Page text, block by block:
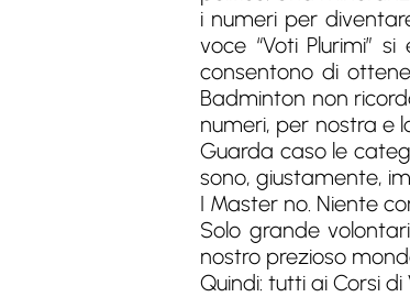
i numeri per
voce “Voti Plurimi”
consentono di
Badminton non
numeri, per nostra e
Guarda caso le
sono, giustamente,
I Master no. Niente
Solo grande
nostro prezioso
Quindi: tutti ai Corsi di